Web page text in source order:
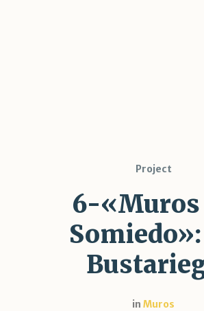
Project
6-«Muros
in Muros